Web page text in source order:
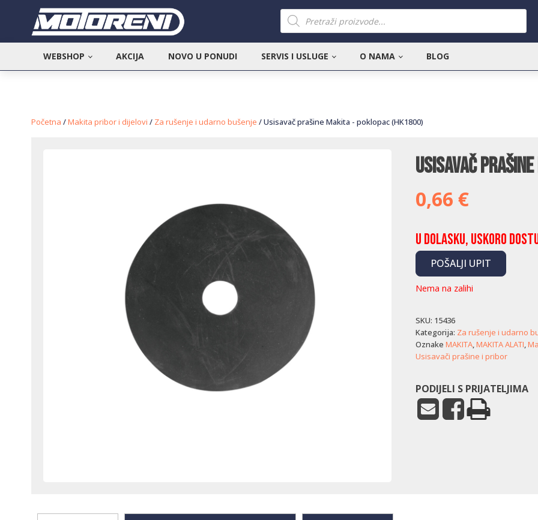
Products
search
WEBSHOP AKCIJA NOVO U PONUDI SERVIS I USLUGE O NAMA BLOG
Početna /Makita pribor i dijelovi / Za rušenje i udarno bušenje / Usisavač prašine Makita - poklopac (HK1800)
Usisavač
0,66 €
U dolasku, uskoro
POŠALJI UPIT
Nema na zalihi
SKU: 15436
Kategorija: Za rušenje i udarno
Oznake MAKITA,MAKITA ALATI,
Usisavači prašine i pribor
PODIJELI S PRIJATELJIMA